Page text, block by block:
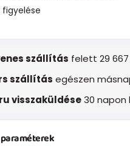
figyelése
szállítás felett 29 667
szállítás egészen
visszaküldése30 napon